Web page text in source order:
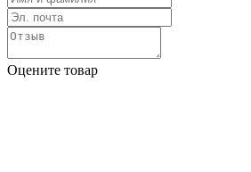
Оцените товар